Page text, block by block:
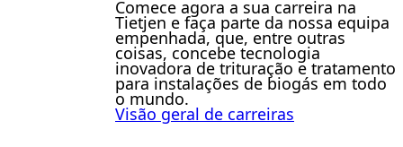
Comece agora a sua carreira na
Tietjen e faça parte da nossa equipa
empenhada, que, entre outras
coisas, concebe tecnologia
inovadora de trituração e tratamento
para instalações de biogás em todo
o mundo.
Visão geral de carreiras